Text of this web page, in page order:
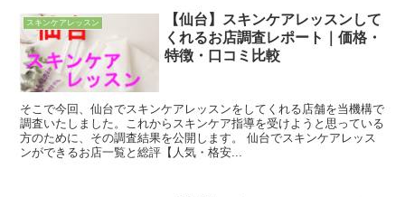
スキンケアレッスン
【仙台】スキンケアレッスンして
くれるお店調査レポート｜価格・
特徴・口コミ比較
そこで今回、仙台でスキンケアレッスンをしてくれる店舗を当機構で
調査いたしました。これからスキンケア指導を受けようと思っている
方のために、その調査結果を公開します。 仙台でスキンケアレッス
ンができるお店一覧と総評【人気・格安...